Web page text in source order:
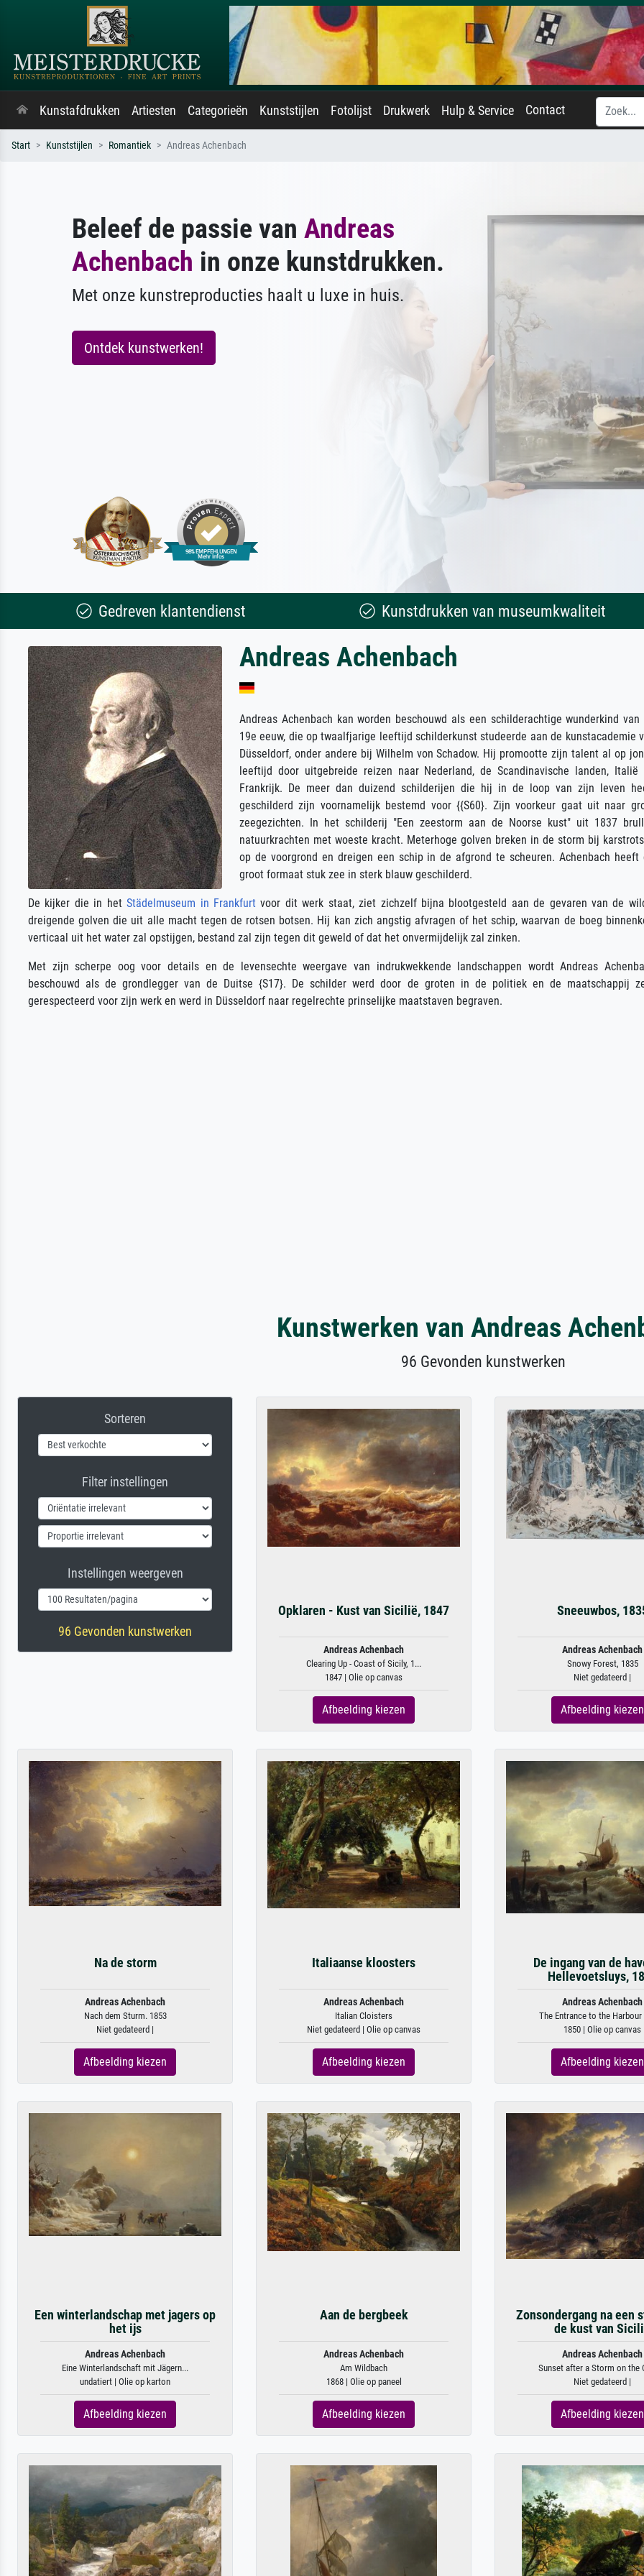
Kunstafdrukken Artiesten Categorieën Kunststijlen Fotolijst Drukwerk Hulp & Service Contact
Start Kunststijlen Romantiek Andreas Achenbach
Beleef de passie van Andreas
Achenbach in onze kunstdrukken.
Met onze kunstreproducties haalt u luxe in huis.
Ontdek kunstwerken!
Gedreven klantendienst Kunstdrukken van museumkwaliteit
Andreas Achenbach
Andreas Achenbach kan worden beschouwd als een schilderachtige wunderkind van
19e eeuw, die op twaalfjarige leeftijd schilderkunst studeerde aan de kunstacademie
Düsseldorf, onder andere bij Wilhelm von Schadow. Hij promootte zijn talent al op
leeftijd door uitgebreide reizen naar Nederland, de Scandinavische landen, Italië
Frankrijk. De meer dan duizend schilderijen die hij in de loop van zijn leven
geschilderd zijn voornamelijk bestemd voor {{S60}. Zijn voorkeur gaat uit naar
zeegezichten. In het schilderij "Een zeestorm aan de Noorse kust" uit 1837
natuurkrachten met woeste kracht. Meterhoge golven breken in de storm bij
op de voorgrond en dreigen een schip in de afgrond te scheuren. Achenbach heeft
groot formaat stuk zee in sterk blauw geschilderd.
De kijker die in hetStädelmuseum in Frankfurtvoor dit werk staat, ziet zichzelf bijna blootgesteld aan de gevaren van de
dreigende golven die uit alle macht tegen de rotsen botsen. Hij kan zich angstig afvragen of het schip, waarvan de boeg
verticaal uit het water zal opstijgen, bestand zal zijn tegen dit geweld of dat het onvermijdelijk zal zinken.
Met zijn scherpe oog voor details en de levensechte weergave van indrukwekkende landschappen wordt Andreas
beschouwd als de grondlegger van de Duitse {S17}. De schilder werd door de groten in de politiek en de maatschappij
gerespecteerd voor zijn werk en werd in Düsseldorf naar regelrechte prinselijke maatstaven begraven.
Kunstwerken van Andreas
96 Gevonden kunstwerken
Sorteren
Filter instellingen
Instellingen weergeven
96 Gevonden kunstwerken
Opklaren - Kust van Sicilië, 1847
Andreas Achenbach
Clearing Up - Coast of Sicily, 1...
1847 | Olie op canvas
Afbeelding kiezen
Sneeuwbos,
Andreas Achenbach
Snowy Forest, 1835
Niet gedateerd |
Afbeelding kiezen
Na de storm
Andreas Achenbach
Nach dem Sturm. 1853
Niet gedateerd |
Afbeelding kiezen
Italiaanse kloosters
Andreas Achenbach
Italian Cloisters
Niet gedateerd | Olie op canvas
Afbeelding kiezen
De ingang van de
Hellevoetsluys,
Andreas Achenbach
The Entrance to the Harbour
1850 | Olie op canvas
Afbeelding kiezen
Een winterlandschap met jagers op
het ijs
Andreas Achenbach
Eine Winterlandschaft mit Jägern...
undatiert | Olie op karton
Afbeelding kiezen
Aan de bergbeek
Andreas Achenbach
Am Wildbach
1868 | Olie op paneel
Afbeelding kiezen
Zonsondergang na een
de kust van
Andreas Achenbach
Sunset after a Storm on the
Niet gedateerd |
Afbeelding kiezen